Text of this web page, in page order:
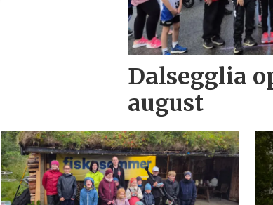
Dalsegglia
august